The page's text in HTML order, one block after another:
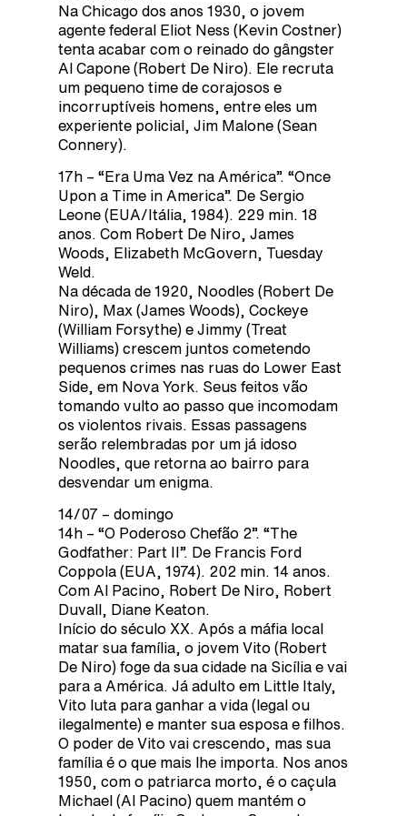
Na Chicago dos anos 1930, o jovem
agente federal Eliot Ness (Kevin Costner)
tenta acabar com o reinado do gângster
Al Capone (Robert De Niro). Ele recruta
um pequeno time de corajosos e
incorruptíveis homens, entre eles um
experiente policial, Jim Malone (Sean
Connery).
17h – “Era Uma Vez na América”. “Once
Upon a Time in America”. De Sergio
Leone (EUA/Itália, 1984). 229 min. 18
anos. Com Robert De Niro, James
Woods, Elizabeth McGovern, Tuesday
Weld.
Na década de 1920, Noodles (Robert De
Niro), Max (James Woods), Cockeye
(William Forsythe) e Jimmy (Treat
Williams) crescem juntos cometendo
pequenos crimes nas ruas do Lower East
Side, em Nova York. Seus feitos vão
tomando vulto ao passo que incomodam
os violentos rivais. Essas passagens
serão relembradas por um já idoso
Noodles, que retorna ao bairro para
desvendar um enigma.
14/07 – domingo
14h – “O Poderoso Chefão 2”. “The
Godfather: Part II”. De Francis Ford
Coppola (EUA, 1974). 202 min. 14 anos.
Com Al Pacino, Robert De Niro, Robert
Duvall, Diane Keaton.
Início do século XX. Após a máfia local
matar sua família, o jovem Vito (Robert
De Niro) foge da sua cidade na Sicília e vai
para a América. Já adulto em Little Italy,
Vito luta para ganhar a vida (legal ou
ilegalmente) e manter sua esposa e filhos.
O poder de Vito vai crescendo, mas sua
família é o que mais lhe importa. Nos anos
1950, com o patriarca morto, é o caçula
Michael (Al Pacino) quem mantém o